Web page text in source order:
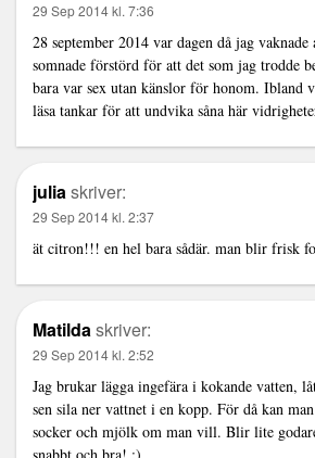
29 Sep 2014 kl. 7:36
28 september 2014 var dagen då jag
somnade förstörd för att det som jag trodde
bara var sex utan känslor för honom. Ibland
läsa tankar för att undvika såna här
juliaskriver:
29 Sep 2014 kl. 2:37
ät citron!!! en hel bara sådär. man blir frisk
Matildaskriver:
29 Sep 2014 kl. 2:52
Jag brukar lägga ingefära i kokande vatten,
sen sila ner vattnet i en kopp. För då kan
socker och mjölk om man vill. Blir lite